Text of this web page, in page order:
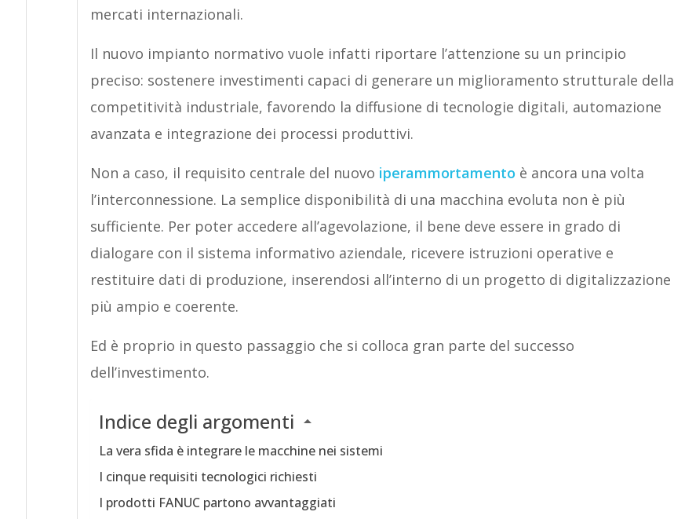
mercati internazionali.
Il nuovo impianto normativo vuole infatti riportare l’attenzione su un principio
preciso: sostenere investimenti capaci di generare un miglioramento strutturale della
competitività industriale, favorendo la diffusione di tecnologie digitali, automazione
avanzata e integrazione dei processi produttivi.
Non a caso, il requisito centrale del nuovo iperammortamento è ancora una volta
l’interconnessione. La semplice disponibilità di una macchina evoluta non è più
sufficiente. Per poter accedere all’agevolazione, il bene deve essere in grado di
dialogare con il sistema informativo aziendale, ricevere istruzioni operative e
restituire dati di produzione, inserendosi all’interno di un progetto di digitalizzazione
più ampio e coerente.
Ed è proprio in questo passaggio che si colloca gran parte del successo
dell’investimento.
Indice degli argomenti
La vera sfida è integrare le macchine nei sistemi
I cinque requisiti tecnologici richiesti
I prodotti FANUC partono avvantaggiati